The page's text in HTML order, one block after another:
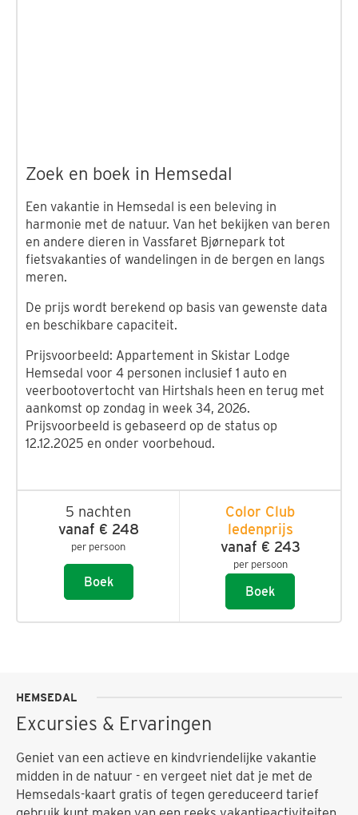
Zoek en boek in Hemsedal
Een vakantie in Hemsedal is een beleving in
harmonie met de natuur. Van het bekijken van beren
en andere dieren in Vassfaret Bjørnepark tot
fietsvakanties of wandelingen in de bergen en langs
meren.
De prijs wordt berekend op basis van gewenste data
en beschikbare capaciteit.
Prijsvoorbeeld: Appartement in Skistar Lodge
Hemsedal voor 4 personen inclusief 1 auto en
veerbootovertocht van Hirtshals heen en terug met
aankomst op zondag in week 34, 2026.
Prijsvoorbeeld is gebaseerd op de status op
12.12.2025 en onder voorbehoud.
5 nachten
vanaf € 248
per persoon
Boek
Color Club
ledenprijs
vanaf € 243
per persoon
Boek
HEMSEDAL
Excursies & Ervaringen
Geniet van een actieve en kindvriendelijke vakantie
midden in de natuur - en vergeet niet dat je met de
Hemsedals-kaart gratis of tegen gereduceerd tarief